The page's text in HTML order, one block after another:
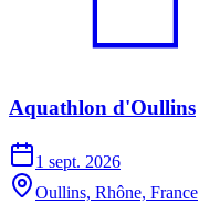
Aquathlon d'Oullins
1 sept. 2026
Oullins, Rhône, France